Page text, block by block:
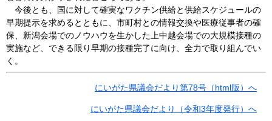
今後とも、国に対して確実なワクチン供給と供給スケジュールの
早期提示を求めるとともに、市町村との情報交換や医療従事者の確
保、新潟会場でのノウハウを生かした上中越会場での大規模接種の
実施など、できる限り早期の接種完了に向け、全力で取り組んでい
く。
にいがた県議会だより第78号（html版）へ
にいがた県議会だより（令和3年度発行）へ